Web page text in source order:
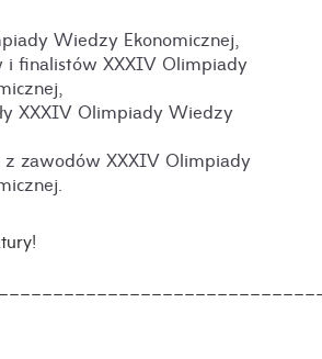
Wiedzy Ekonomicznej,
i finalistów XXXIV Olimpiady
XXXIV Olimpiady Wiedzy
zawodów XXXIV Olimpiady